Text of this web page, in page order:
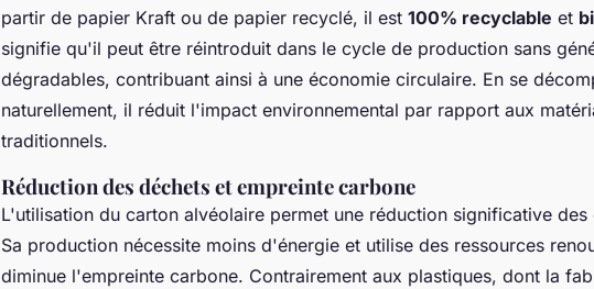
partir de papier Kraft ou de papier recyclé, il est 100% recyclable et
signifie qu'il peut être réintroduit dans le cycle de production sans
dégradables, contribuant ainsi à une économie circulaire. En se
naturellement, il réduit l'impact environnemental par rapport aux
traditionnels.
Réduction des déchets et empreinte carbone
L'utilisation du carton alvéolaire permet une réduction significative des
Sa production nécessite moins d'énergie et utilise des ressources
diminue l'empreinte carbone. Contrairement aux plastiques, dont la